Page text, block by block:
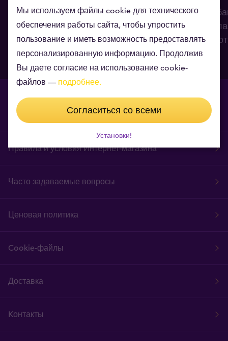
Глобальный долг на карте:
какие страны в наибольших
долгах?
24.07.2026
Опрос
число стран
увеличить
30.06.2026
Правила и условия Интернет-магазина
Часто задаваемые вопросы
Ценовая политика
Cookie-файлы
Доставка
Kонтакты
Мы используем файлы cookie для технического
обеспечения работы сайта, чтобы упростить
пользование и иметь возможность предоставлять
персонализированную информацию. Продолжив
Вы даете согласие на использование cookie-
файлов — подробнее.
Согласиться со всеми
Установки!